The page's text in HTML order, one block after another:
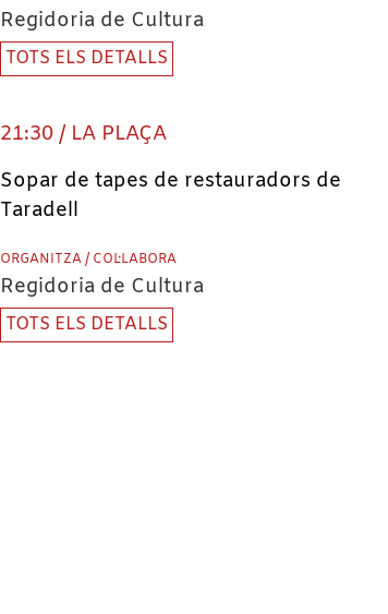
Regidoria de Cultura
TOTS ELS DETALLS
21:30 / LA PLAÇA
Sopar de tapes de restauradors de
Taradell
ORGANITZA / COL·LABORA
Regidoria de Cultura
TOTS ELS DETALLS